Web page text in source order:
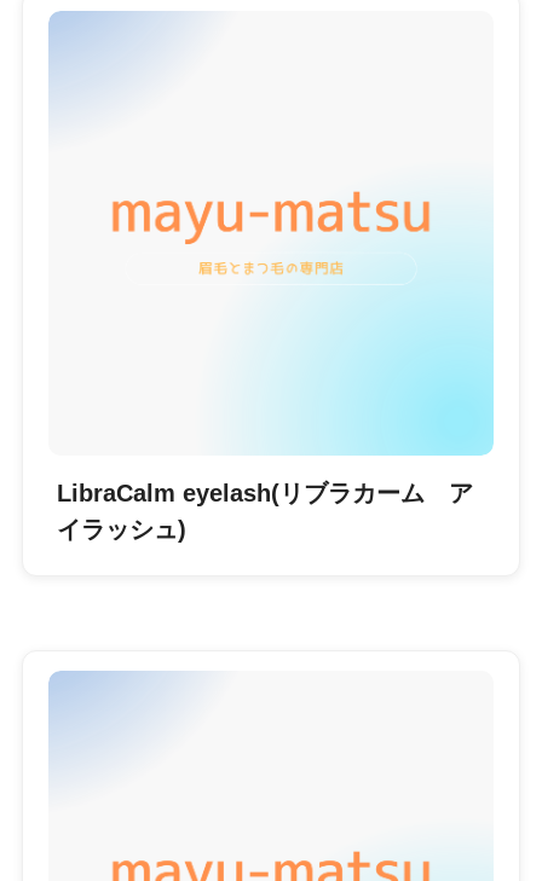
LibraCalm eyelash(リブラカーム ア
イラッシュ)